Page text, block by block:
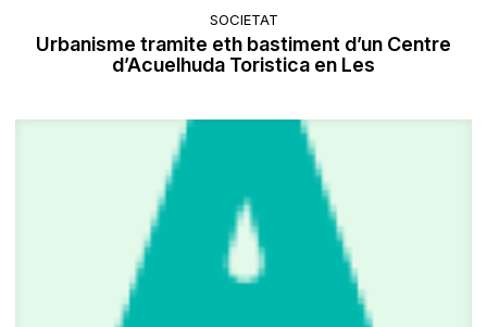
SOCIETAT
Urbanisme tramite eth bastiment d’un Centre
d’Acuelhuda Toristica en Les